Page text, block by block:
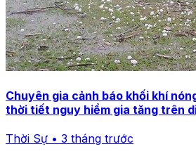
Chuyên gia cảnh báo khối khí
thời tiết nguy hiểm gia tăng trên
Thời Sự • 3 tháng trước